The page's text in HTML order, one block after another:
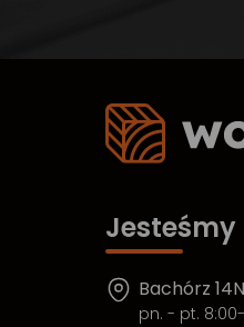
Bachórz
pn. - pt.